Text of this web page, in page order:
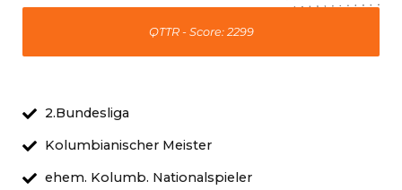
QTTR - Score: 2299
2.Bundesliga
Kolumbianischer Meister
ehem. Kolumb. Nationalspieler